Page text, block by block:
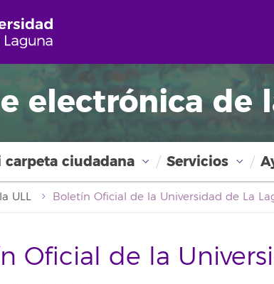
electrónica de
carpeta ciudadana Servicios
ULL
Oficial de la